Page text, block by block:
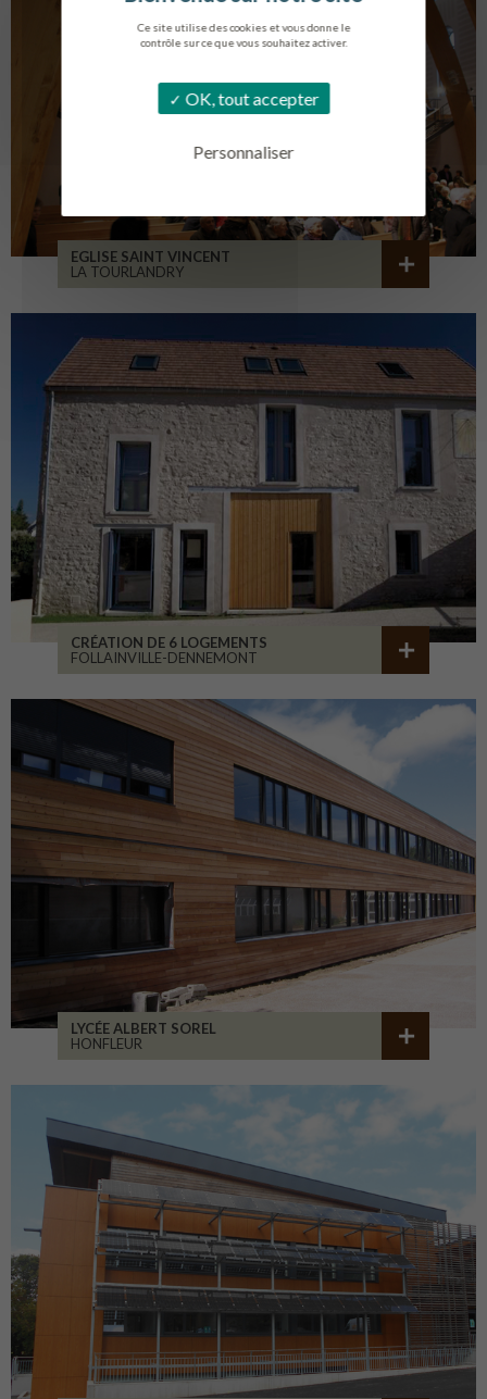
Ce site utilise des cookies et vous donne le
contrôle sur ce que vous souhaitez activer.
OK, tout accepter
Personnaliser
EGLISE SAINT VINCENT
LA TOURLANDRY
CRÉATION DE 6 LOGEMENTS
FOLLAINVILLE-DENNEMONT
LYCÉE ALBERT SOREL
HONFLEUR